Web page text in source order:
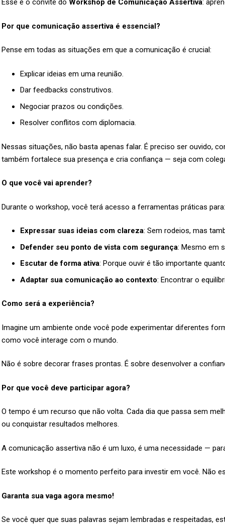
Esse é o convite do Workshop de Comunicação Assertiva:
Por que comunicação assertiva é essencial?
Pense em todas as situações em que a comunicação é crucial:
Explicar ideias em uma reunião.
Dar feedbacks construtivos.
Negociar prazos ou condições.
Resolver conflitos com diplomacia.
Nessas situações, não basta apenas falar. É preciso ser ouvido,
também fortalece sua presença e cria confiança — seja com
O que você vai aprender?
Durante o workshop, você terá acesso a ferramentas práticas para:
Expressar suas ideias com clareza: Sem rodeios, mas
Defender seu ponto de vista com segurança: Mesmo em
Escutar de forma ativa: Porque ouvir é tão importante
Adaptar sua comunicação ao contexto: Encontrar o
Como será a experiência?
Imagine um ambiente onde você pode experimentar diferentes
como você interage com o mundo.
Não é sobre decorar frases prontas. É sobre desenvolver a
Por que você deve participar agora?
O tempo é um recurso que não volta. Cada dia que passa sem
ou conquistar resultados melhores.
A comunicação assertiva não é um luxo, é uma necessidade —
Este workshop é o momento perfeito para investir em você. Não
Garanta sua vaga agora mesmo!
Se você quer que suas palavras sejam lembradas e respeitadas,